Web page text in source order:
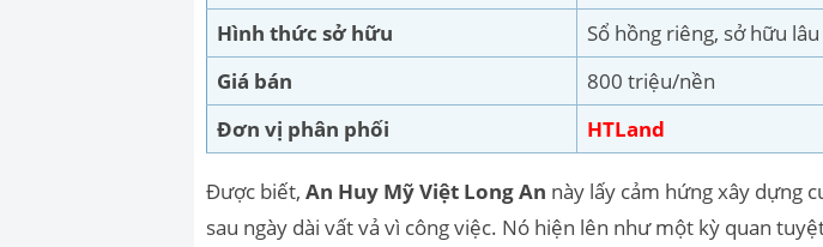
Hình thức sở hữu
Sổ hồng riêng, sở hữu
Giá bán
800 triệu/nền
Đơn vị phân phối
HTLand
Được biết, An Huy Mỹ Việt Long An này lấy cảm hứng xây dựng
sau ngày dài vất vả vì công việc. Nó hiện lên như một kỳ quan